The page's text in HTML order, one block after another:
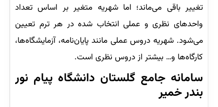
تغییر باقی‌ می‌ماند؛ اما شهریه متغیر بر اساس تعداد
واحدهای نظری و عملی انتخاب شده در هر ترم تعیین
می‌شود. شهریه دروس عملی مانند پایان‌نامه، آزمایشگاه‌ها،
کارگاه‌ها و… بیشتر از دروس نظری است.
سامانه جامع گلستان دانشگاه پیام نور
بندر خمیر